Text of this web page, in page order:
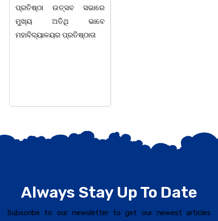
ପ୍ରତିଷ୍ଠା ଉତ୍ସବ ସଭାରେ
ମୁଖ୍ୟ ଅତିଥି ଭାବେ
ମହାବିଦ୍ୟାଳୟର ପ୍ରତିଷ୍ଠାତା
Always Stay Up To Date
Subscribe to our newsletter to get our newest articles